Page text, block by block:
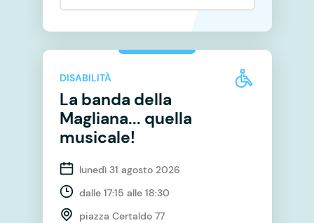
DISABILITÀ
La banda della
Magliana... quella
musicale!
lunedì 31 agosto 2026
dalle 17:15 alle 18:30
piazza Certaldo 77